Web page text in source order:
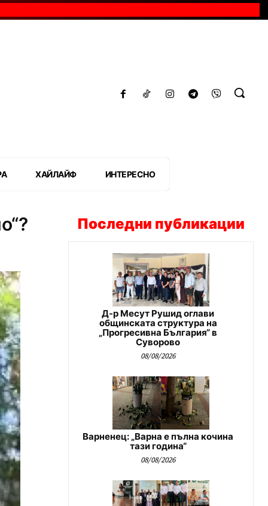
ХАЙЛАЙФ ИНТЕРЕСНО
Последни публикации
Д-р Месут Рушид оглави
общинската структура на
„Прогресивна България“ в
Суворово
08/08/2026
Варненец: „Варна е пълна кочина
тази година“
08/08/2026